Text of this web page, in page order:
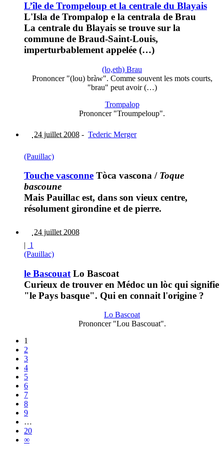
L’île de Trompeloup et la centrale du Blayais
L'Isla de Trompalop e la centrala de Brau
La centrale du Blayais se trouve sur la
commune de Braud-Saint-Louis,
imperturbablement appelée (…)
(lo,eth) Brau
Prononcer "(lou) bràw". Comme souvent les mots courts,
"brau" peut avoir (…)
Trompalop
Prononcer "Troumpeloup".
24 juillet 2008 - Tederic Merger
(Pauillac)
Touche vasconne Tòca vascona / Toque
bascoune
Mais Pauillac est, dans son vieux centre,
résolument girondine et de pierre.
24 juillet 2008
| 1
(Pauillac)
le Bascouat Lo Bascoat
Curieux de trouver en Médoc un lòc qui signifie
"le Pays basque". Qui en connait l'origine ?
Lo Bascoat
Prononcer "Lou Bascouat".
1
2
3
4
5
6
7
8
9
…
20
∞